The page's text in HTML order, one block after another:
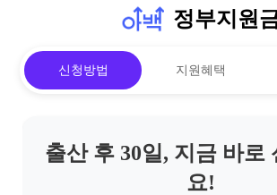
정부지원
신청방법 지원혜택
출산 후 30일, 지금 바로
요!